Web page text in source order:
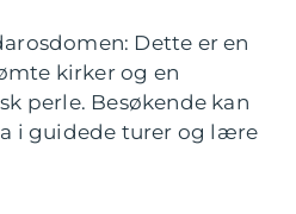
Dette er en
kirker og en
perle. Besøkende kan
i guidede turer og lære